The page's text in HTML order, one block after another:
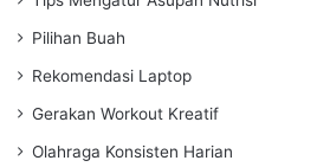
Pilihan Buah
Rekomendasi Laptop
Gerakan Workout Kreatif
Olahraga Konsisten Harian